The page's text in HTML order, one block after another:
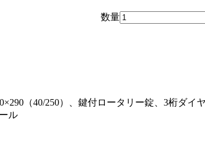
数量
（40/250）、鍵付ロータリー錠、3桁ダイ
ル